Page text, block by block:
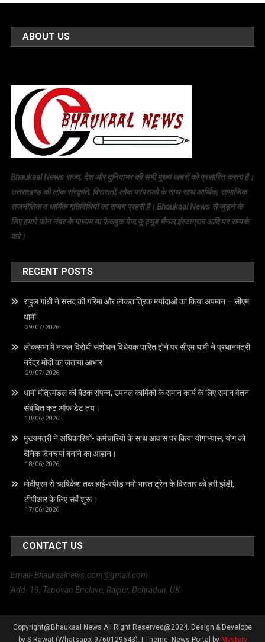
ABOUT US
Bhaukaal News राज्य, देश और दुनियाभर की सभी मुख्य खबरों को प्रसारित करता है।
उत्तराखण्ड की लोक संस्कृति, विरासतों, लोक परंपराओ के साथ-साथ आर्थिक, सामाजिक
राजनीतिक व धार्मिक गतिविधियों का सजग प्रहरी है। Bhaukaal News से जुड़ने के
लिए हमारे फोन नंबर के माध्यम या फेसबुक पेज,यू-ट्यूब चैनल,इंस्टाग्राम आदि पर सम्पर्क
करे।
RECENT POSTS
राहुल गांधी ने संसद की गरिमा और लोकतांत्रिक मर्यादाओं का किया अपमान – सीएम
धामी
29/07/2026
लोकसभा में नकल विरोधी संशोधन विधेयक पारित होने पर सीएम धामी ने प्रधानमंत्री
नरेंद्र मोदी का जताया आभार
29/07/2026
धामी मंत्रिमंडल की बैठक संपन्न, उपनल कार्मिकों के समान कार्य के लिए समान वेतन
संबंधित कट ऑफ डेट तय।
18/06/2026
मुख्यमंत्री ने अधिकारियों- कर्मचारियों के साथ आवास पर किया योगाभ्यास, योग को
दैनिक दिनचर्या बनाने का आह्वान।
18/06/2026
मोदीपुरम से ऋषिकेश तक हाई‑स्पीड नमो भारत ट्रेन के विस्तार को हरी झंडी,
डीपीआर के लिए सर्वे शुरू।
17/06/2026
CONTACT US
Email- Bhaukaalnews.com@gmail.com
Add- 19, Tapovan Enclave, Raipur, Dehradun, UK.
Copyright@Bhaukaal News All Right Reserved@2024. Design & Develope
by S Rawat (Whatsapp: 9760129543).
Theme: News Portal by Mystery